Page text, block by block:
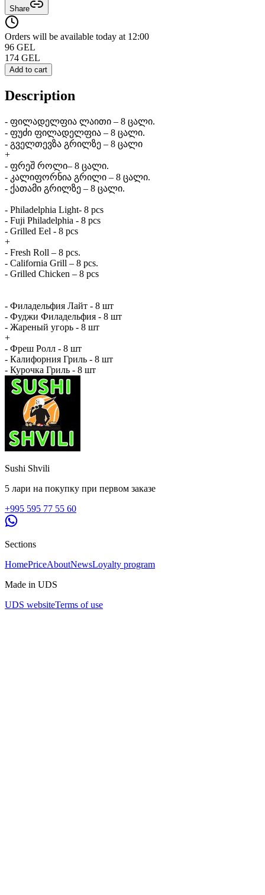
Share
Orders will be available today at 12:00
96 GEL
174 GEL
Add to cart
Description
- ფილადელფია ლაითი – 8 ცალი.
- ფუძი ფილადელფია – 8 ცალი.
- გველთევზა გრილზე – 8 ცალი
+
- ფრეშ როლი– 8 ცალი.
- კალიფორნია გრილი – 8 ცალი.
- ქათამი გრილზე – 8 ცალი.
- Philadelphia Light- 8 pcs
- Fuji Philadelphia - 8 pcs
- Grilled Eel - 8 pcs
+
- Fresh Roll – 8 pcs.
- California Grill – 8 pcs.
- Grilled Chicken – 8 pcs
- Филадельфия Лайт - 8 шт
- Фуджи Филадельфия - 8 шт
- Жареный угорь - 8 шт
+
- Фреш Ролл - 8 шт
- Калифорния Гриль - 8 шт
- Курочка Гриль - 8 шт
Sushi Shvili
5 лари на покупку при первом заказе
+995 595 77 55 60
Sections
HomePriceAboutNewsLoyalty program
Made in UDS
UDS websiteTerms of use